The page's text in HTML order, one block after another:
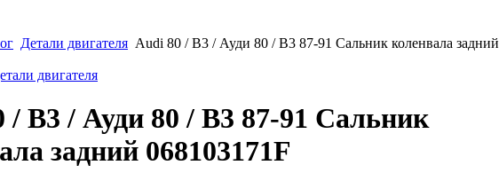
Детали двигателя Audi 80 / B3 / Ауди 80 / B3 87-91 Сальник коленвала задний
двигателя
/ B3 / Ауди 80 / B3 87-91 Сальник
задний 068103171F